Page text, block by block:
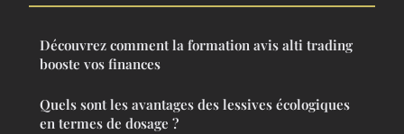
Découvrez comment la formation avis alti trading
booste vos finances
Quels sont les avantages des lessives écologiques
en termes de dosage ?